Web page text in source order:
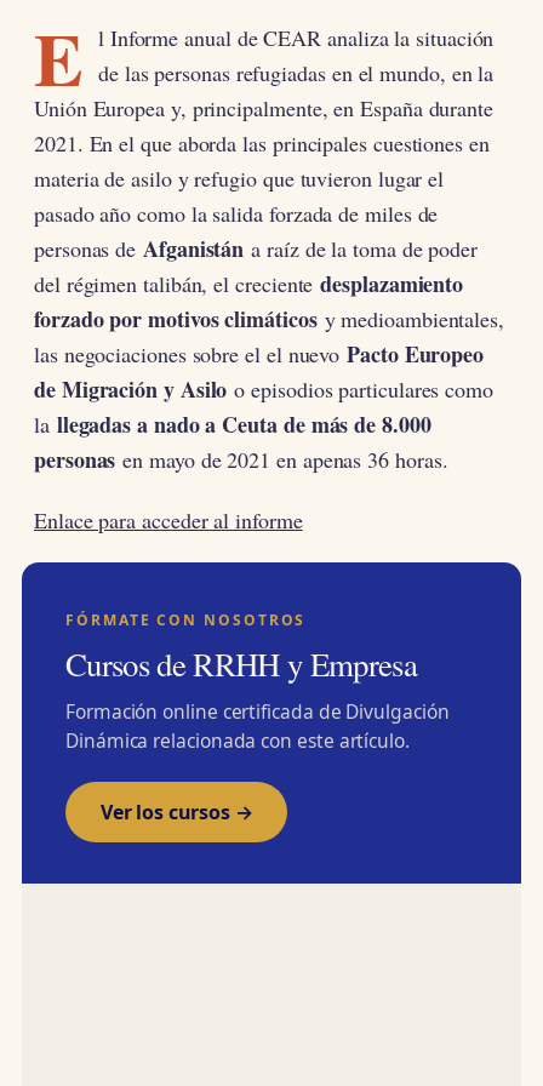
E l Informe anual de CEAR analiza la situación
de las personas refugiadas en el mundo, en la
Unión Europea y, principalmente, en España durante
2021. En el que aborda las principales cuestiones en
materia de asilo y refugio que tuvieron lugar el
pasado año como la salida forzada de miles de
personas deAfganistán a raíz de la toma de poder
del régimen talibán, el crecientedesplazamiento
forzado por motivos climáticosy medioambientales,
las negociaciones sobre el el nuevoPacto Europeo
de Migración y Asilo o episodios particulares como
la llegadas a nado a Ceuta de más de 8.000
personas en mayo de 2021 en apenas 36 horas.
Enlace para acceder al informe
FÓRMATE CON NOSOTROS
Cursos de RRHH y Empresa
Formación online certificada de Divulgación
Dinámica relacionada con este artículo.
Ver los cursos →